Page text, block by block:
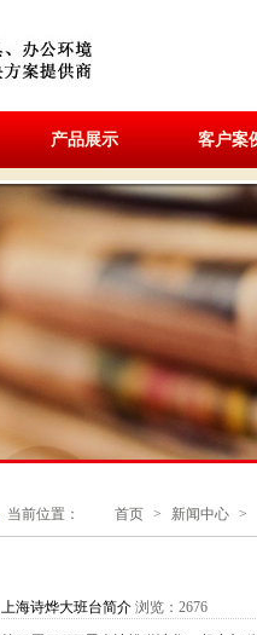
产品展示 客户案
当前位置： 首页 > 新闻中心 >
上海诗烨大班台简介 浏览：2676